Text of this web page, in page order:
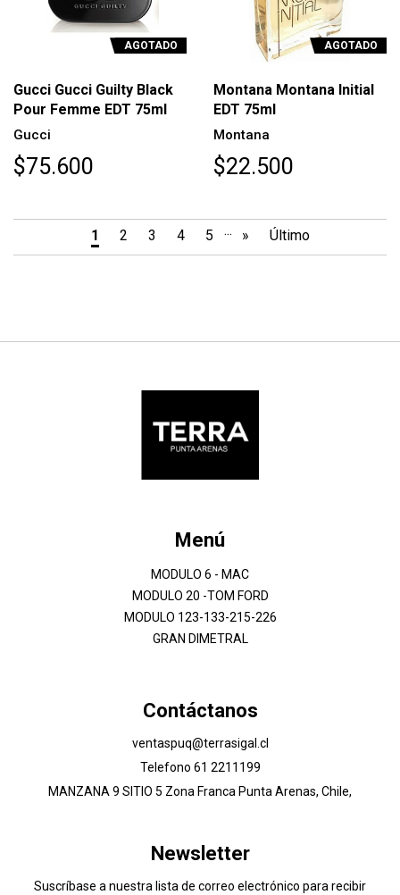
AGOTADO
Gucci Gucci Guilty Black
Pour Femme EDT 75ml
Gucci
$75.600
AGOTADO
Montana Montana Initial
EDT 75ml
Montana
$22.500
1 2 3 4 5 ... » Último
Menú
MODULO 6 - MAC
MODULO 20 -TOM FORD
MODULO 123-133-215-226
GRAN DIMETRAL
Contáctanos
ventaspuq@terrasigal.cl
Telefono 61 2211199
MANZANA 9 SITIO 5 Zona Franca Punta Arenas, Chile,
Newsletter
Suscríbase a nuestra lista de correo electrónico para recibir